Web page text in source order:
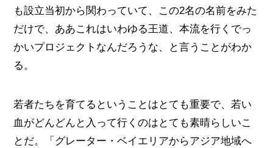
も設立当初から関わっていて、この2名の名前をみた
だけで、ああこれはいわゆる王道、本流を行くでっ
かいプロジェクトなんだろうな、と言うことがわか
る。
若者たちを育てるということはとても重要で、若い
血がどんどんと入って行くのはとても素晴らしいこ
とだ。「グレーター・ベイエリアからアジア地域へ